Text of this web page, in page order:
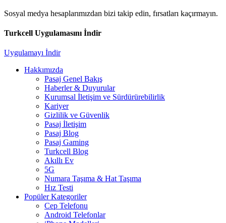
Sosyal medya hesaplarımızdan bizi takip edin, fırsatları kaçırmayın.
Turkcell Uygulamasını İndir
Uygulamayı İndir
Hakkımızda
Pasaj Genel Bakış
Haberler & Duyurular
Kurumsal İletişim ve Sürdürürebilirlik
Kariyer
Gizlilik ve Güvenlik
Pasaj İletişim
Pasaj Blog
Pasaj Gaming
Turkcell Blog
Akıllı Ev
5G
Numara Taşıma & Hat Taşıma
Hız Testi
Popüler Kategoriler
Cep Telefonu
Android Telefonlar